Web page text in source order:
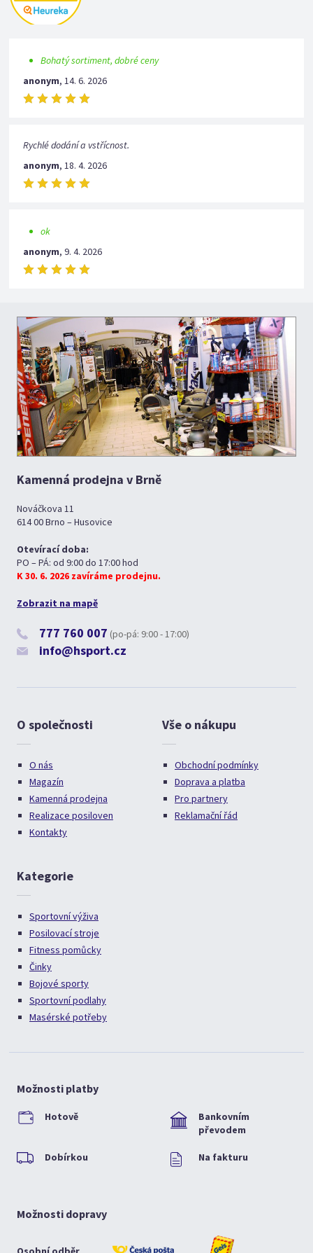
Bohatý sortiment, dobré ceny
anonym,14. 6. 2026
Rychlé dodání a vstřícnost.
anonym,18. 4. 2026
ok
anonym,9. 4. 2026
Kamenná prodejna v Brně
Nováčkova 11
614 00 Brno – Husovice
Otevírací doba:
PO – PÁ: od 9:00 do 17:00 hod
K 30. 6. 2026 zavíráme prodejnu.
Zobrazit na mapě
777 760 007 (po-pá: 9:00 - 17:00)
info@hsport.cz
O společnosti
O nás
Magazín
Kamenná prodejna
Realizace posiloven
Kontakty
Vše o nákupu
Obchodní podmínky
Doprava a platba
Pro partnery
Reklamační řád
Kategorie
Sportovní výživa
Posilovací stroje
Fitness pomůcky
Činky
Bojové sporty
Sportovní podlahy
Masérské potřeby
Možnosti platby
Hotově
Bankovním
převodem
Dobírkou Na fakturu
Možnosti dopravy